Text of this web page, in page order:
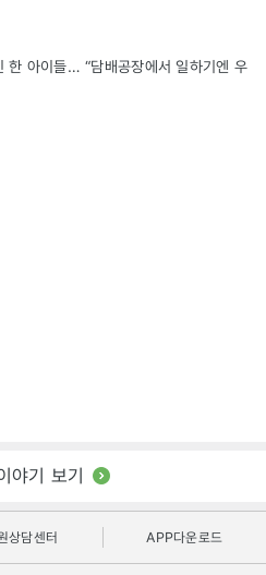
한 아이들… “담배공장에서 일하기엔 우
야기 보기
상담센터 APP다운로드